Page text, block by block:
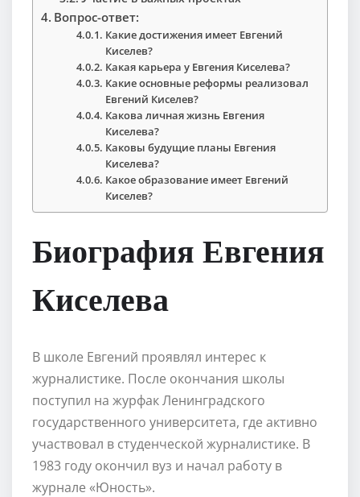
Вопрос-ответ:
Какие достижения имеет Евгений
Киселев?
Какая карьера у Евгения Киселева?
Какие основные реформы реализовал
Евгений Киселев?
Какова личная жизнь Евгения
Киселева?
Каковы будущие планы Евгения
Киселева?
Какое образование имеет Евгений
Киселев?
Биография Евгения
Киселева
В школе Евгений проявлял интерес к
журналистике. После окончания школы
поступил на журфак Ленинградского
государственного университета, где активно
участвовал в студенческой журналистике. В
1983 году окончил вуз и начал работу в
журнале «Юность».